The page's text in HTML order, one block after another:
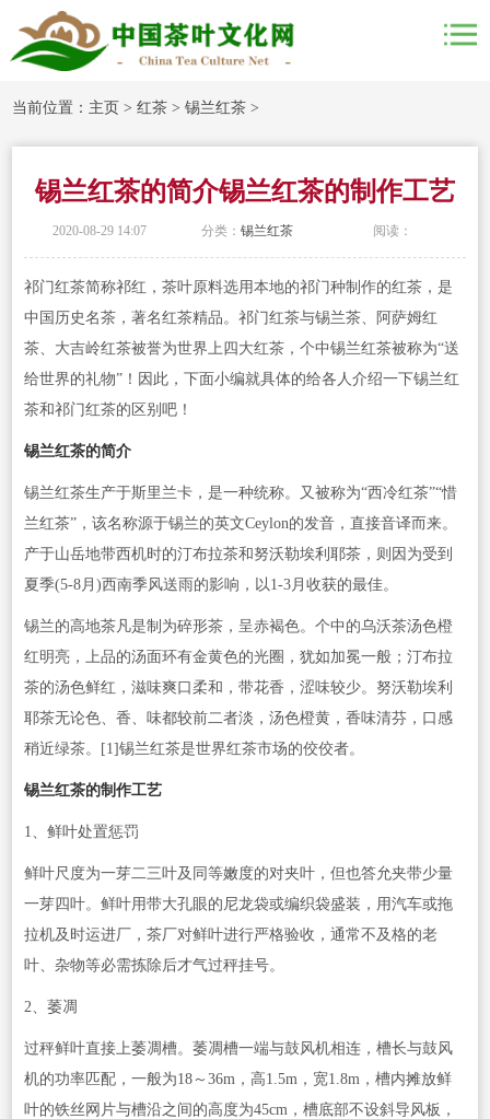
当前位置： 主页 >红茶 >锡兰红茶 >
锡兰红茶的简介锡兰红茶的制作工艺
2020-08-29 14:07 分类： 锡兰红茶 阅读：
祁门红茶简称祁红，茶叶原料选用本地的祁门种制作的红茶，是
中国历史名茶，著名红茶精品。祁门红茶与锡兰茶、阿萨姆红
茶、大吉岭红茶被誉为世界上四大红茶，个中锡兰红茶被称为“送
给世界的礼物”！因此，下面小编就具体的给各人介绍一下锡兰红
茶和祁门红茶的区别吧！
锡兰红茶的简介
锡兰红茶生产于斯里兰卡，是一种统称。又被称为“西冷红茶”“惜
兰红茶”，该名称源于锡兰的英文Ceylon的发音，直接音译而来。
产于山岳地带西机时的汀布拉茶和努沃勒埃利耶茶，则因为受到
夏季(5-8月)西南季风送雨的影响，以1-3月收获的最佳。
锡兰的高地茶凡是制为碎形茶，呈赤褐色。个中的乌沃茶汤色橙
红明亮，上品的汤面环有金黄色的光圈，犹如加冕一般；汀布拉
茶的汤色鲜红，滋味爽口柔和，带花香，涩味较少。努沃勒埃利
耶茶无论色、香、味都较前二者淡，汤色橙黄，香味清芬，口感
稍近绿茶。[1]锡兰红茶是世界红茶市场的佼佼者。
锡兰红茶的制作工艺
1、鲜叶处置惩罚
鲜叶尺度为一芽二三叶及同等嫩度的对夹叶，但也答允夹带少量
一芽四叶。鲜叶用带大孔眼的尼龙袋或编织袋盛装，用汽车或拖
拉机及时运进厂，茶厂对鲜叶进行严格验收，通常不及格的老
叶、杂物等必需拣除后才气过秤挂号。
2、萎凋
过秤鲜叶直接上萎凋槽。萎凋槽一端与鼓风机相连，槽长与鼓风
机的功率匹配，一般为18～36m，高1.5m，宽1.8m，槽内摊放鲜
叶的铁丝网片与槽沿之间的高度为45cm，槽底部不设斜导风板，